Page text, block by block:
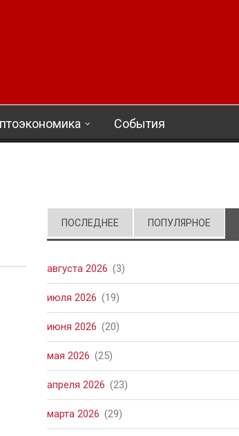
События
ПОСЛЕДНЕЕ ПОПУЛЯРНОЕ
августа 2026 (3)
июля 2026 (19)
июня 2026 (20)
мая 2026 (25)
апреля 2026 (23)
марта 2026 (29)